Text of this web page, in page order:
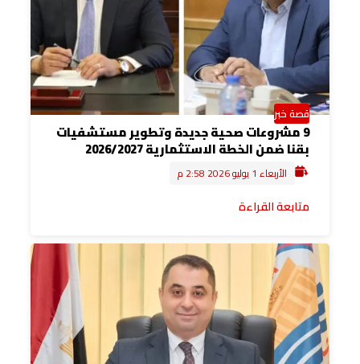
قصة خبر
9 مشروعات صحية جديدة وتطوير مستشفيات
بقنا ضمن الخطة الاستثمارية 2026/2027
الأربعاء 1 يوليو 2026 2:58 م
متابعة القراءة